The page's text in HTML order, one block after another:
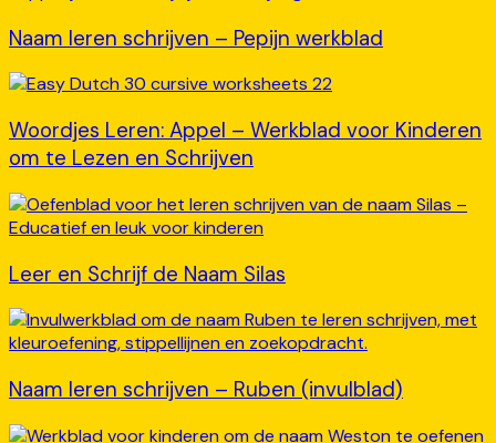
Naam leren schrijven – Pepijn werkblad
Woordjes Leren: Appel – Werkblad voor Kinderen
om te Lezen en Schrijven
Leer en Schrijf de Naam Silas
Naam leren schrijven – Ruben (invulblad)